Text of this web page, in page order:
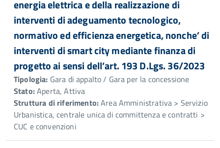
energia elettrica e della realizzazione di
interventi di adeguamento tecnologico,
normativo ed efficienza energetica, nonche’ di
interventi di smart city mediante finanza di
progetto ai sensi dell’art. 193 D.Lgs. 36/2023
Tipologia: Gara di appalto / Gara per la concessione
Stato:Aperta, Attiva
Struttura di riferimento:Area Amministrativa > Servizio
Urbanistica, centrale unica di committenza e contratti >
CUC e convenzioni